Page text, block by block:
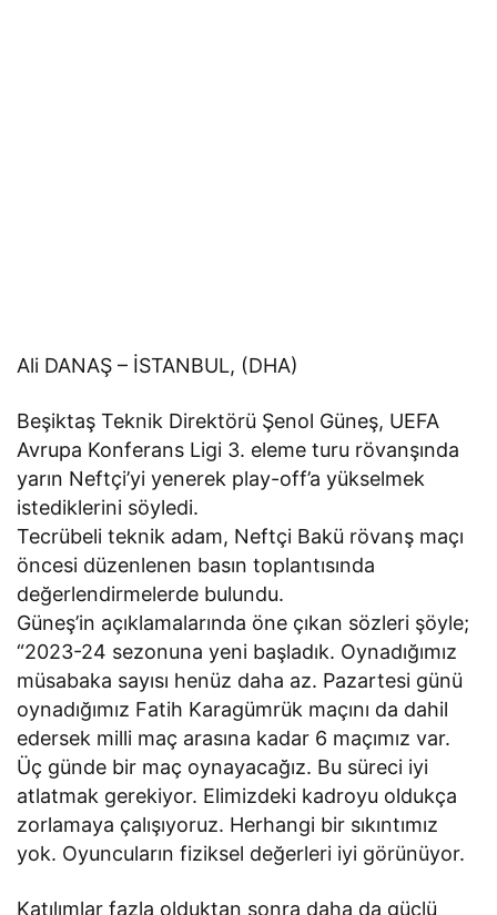
Ali DANAŞ – İSTANBUL, (DHA)
Beşiktaş Teknik Direktörü Şenol Güneş, UEFA
Avrupa Konferans Ligi 3. eleme turu rövanşında
yarın Neftçi’yi yenerek play-off’a yükselmek
istediklerini söyledi.
Tecrübeli teknik adam, Neftçi Bakü rövanş maçı
öncesi düzenlenen basın toplantısında
değerlendirmelerde bulundu.
Güneş’in açıklamalarında öne çıkan sözleri şöyle;
“2023-24 sezonuna yeni başladık. Oynadığımız
müsabaka sayısı henüz daha az. Pazartesi günü
oynadığımız Fatih Karagümrük maçını da dahil
edersek milli maç arasına kadar 6 maçımız var.
Üç günde bir maç oynayacağız. Bu süreci iyi
atlatmak gerekiyor. Elimizdeki kadroyu oldukça
zorlamaya çalışıyoruz. Herhangi bir sıkıntımız
yok. Oyuncuların fiziksel değerleri iyi görünüyor.
Katılımlar fazla olduktan sonra daha da güçlü